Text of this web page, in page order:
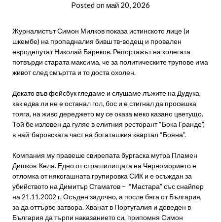
Posted on май 20, 2026
Журналистът Симон Милков показа истинското лице (и
шкембе) на пропадналия бивш тв-водещ и провален
евродепутат Николай Бареков. Репортажът на колегата
потвърди старата максима, че за политическите трупове има
живот след смъртта и то доста охолен.
Докато във фейсбук гледаме и слушаме лъжите на Дудука,
как едва ли не е останал гол, бос и е стигнал да просешка
тояга, на живо дереджето му се оказа меко казано цветущо.
Той бе изловен да гуляе в елитния ресторант “Бока Гранде”,
в най-баровската част на богаташкия квартал “Бояна”.
Компания му правеше свирепата бургаска мутра Пламен
Дишков-Кела. Едно от страшилищата на Черноморието е
отломка от някогашната групировка СИК и е осъждан за
убийството на Димитър Стаматов – “Мастара” със снайпер
на 21.11.2002 г. Осъден задочно, а после бяга от България,
за да оттърве затвора. Хванат в Португалия и доведен в
България да търпи наказанието си, припомня Симон